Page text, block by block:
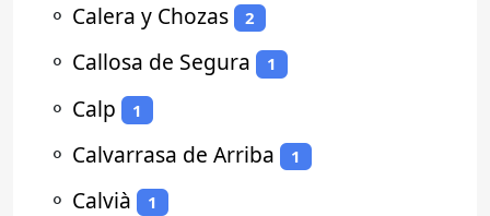
⚬ Calera y Chozas 2
⚬ Callosa de Segura 1
⚬ Calp 1
⚬ Calvarrasa de Arriba 1
⚬ Calvià 1